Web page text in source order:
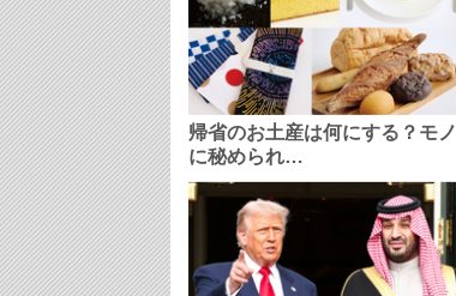
帰省のお土産は何にする？モノ
に秘められ…